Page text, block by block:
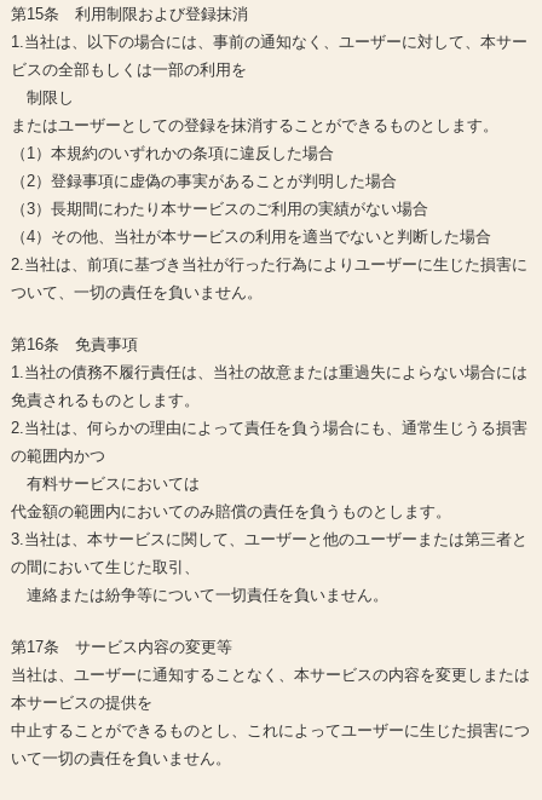
第15条 利用制限および登録抹消
1.当社は、以下の場合には、事前の通知なく、ユーザーに対して、本サー
ビスの全部もしくは一部の利用を
制限し
またはユーザーとしての登録を抹消することができるものとします。
（1）本規約のいずれかの条項に違反した場合
（2）登録事項に虚偽の事実があることが判明した場合
（3）長期間にわたり本サービスのご利用の実績がない場合
（4）その他、当社が本サービスの利用を適当でないと判断した場合
2.当社は、前項に基づき当社が行った行為によりユーザーに生じた損害に
ついて、一切の責任を負いません。
第16条 免責事項
1.当社の債務不履行責任は、当社の故意または重過失によらない場合には
免責されるものとします。
2.当社は、何らかの理由によって責任を負う場合にも、通常生じうる損害
の範囲内かつ
有料サービスにおいては
代金額の範囲内においてのみ賠償の責任を負うものとします。
3.当社は、本サービスに関して、ユーザーと他のユーザーまたは第三者と
の間において生じた取引、
連絡または紛争等について一切責任を負いません。
第17条 サービス内容の変更等
当社は、ユーザーに通知することなく、本サービスの内容を変更しまたは
本サービスの提供を
中止することができるものとし、これによってユーザーに生じた損害につ
いて一切の責任を負いません。